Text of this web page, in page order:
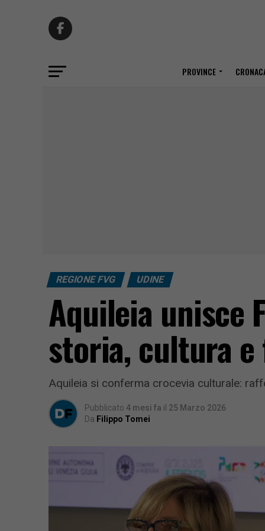
PROVINCE
REGIONE FVG UDINE
Aquileia unisce
storia, cultura
Aquileia si conferma crocevia culturale:
Pubblicato 4 mesi fa il 25 Marzo 2026
Da Filippo Tomei